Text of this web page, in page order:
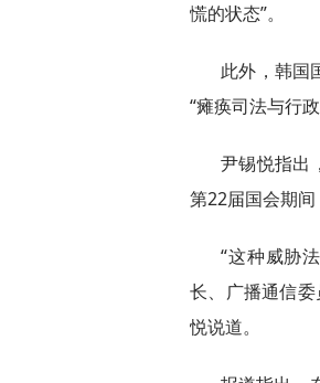
慌的状态”。
此外，韩国
“瘫痪司法与行
尹锡悦指出
第22届国会期间
“这种威胁
长、广播通信
悦说道。